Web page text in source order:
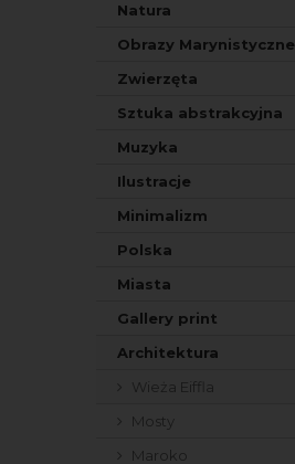
Natura
Obrazy Marynistyczne
Zwierzęta
Sztuka abstrakcyjna
Muzyka
Ilustracje
Minimalizm
Polska
Miasta
Gallery print
Architektura
Wieża Eiffla
Mosty
Maroko